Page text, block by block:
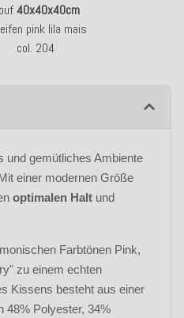
40x40x40cm
pink lila mais
col. 204
und gemütliches Ambiente
einer modernen Größe
optimalen Halt und
Farbtönen Pink,
zu einem echten
Kissens besteht aus einer
48% Polyester, 34%